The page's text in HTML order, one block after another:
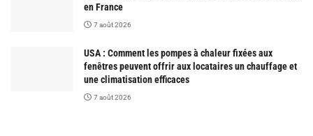
en France
7 août 2026
USA : Comment les pompes à chaleur fixées aux
fenêtres peuvent offrir aux locataires un chauffage et
une climatisation efficaces
7 août 2026